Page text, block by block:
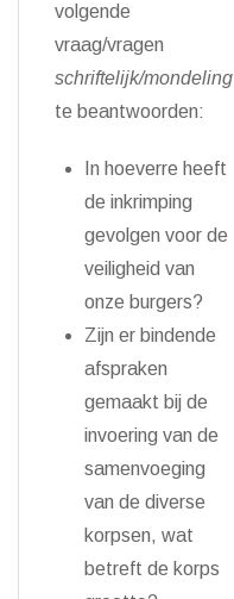
volgende
vraag/vragen
schriftelijk/mondeling
te beantwoorden:
In hoeverre heeft
de inkrimping
gevolgen voor de
veiligheid van
onze burgers?
Zijn er bindende
afspraken
gemaakt bij de
invoering van de
samenvoeging
van de diverse
korpsen, wat
betreft de korps